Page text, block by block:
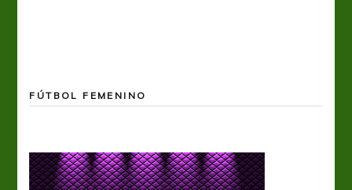
FÚTBOL FEMENINO